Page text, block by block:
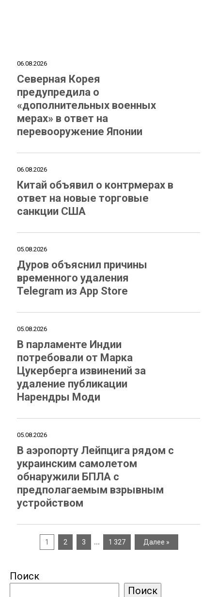
06.08.2026
Северная Корея
предупредила о
«дополнительных военных
мерах» в ответ на
перевооружение Японии
06.08.2026
Китай объявил о контрмерах в
ответ на новые торговые
санкции США
05.08.2026
Дуров объяснил причины
временного удаления
Telegram из App Store
05.08.2026
В парламенте Индии
потребовали от Марка
Цукерберга извинений за
удаление публикации
Нарендры Моди
05.08.2026
В аэропорту Лейпцига рядом с
украинским самолетом
обнаружили БПЛА с
предполагаемым взрывным
устройством
1 2 3 … 1 327 Далее »
Поиск
Поиск